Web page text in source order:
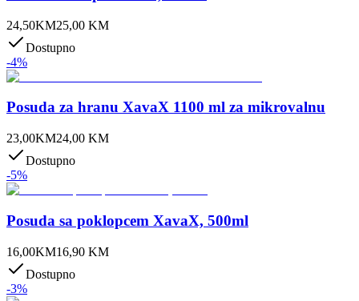
24,50KM25,00 KM
Dostupno
-4%
Posuda za hranu XavaX 1100 ml za mikrovalnu
23,00KM24,00 KM
Dostupno
-5%
Posuda sa poklopcem XavaX, 500ml
16,00KM16,90 KM
Dostupno
-3%